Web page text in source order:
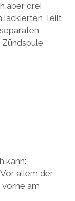
drei
lackierten Teilt
kann:
allem der
am